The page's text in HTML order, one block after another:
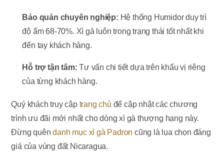
Bảo quản chuyên nghiệp: Hệ thống Humidor duy trì
độ ẩm 68-70%. Xì gà luôn trong trạng thái tốt nhất khi
đến tay khách hàng.
Hỗ trợ tận tâm: Tư vấn chi tiết dựa trên khẩu vị riêng
của từng khách hàng.
Quý khách truy cập trang chủ để cập nhật các chương
trình ưu đãi mới nhất cho dòng xì gà thượng hạng này.
Đừng quêndanh mục xì gà Padron cũng là lụa chọn đáng
giá của vùng đất Nicaragua.